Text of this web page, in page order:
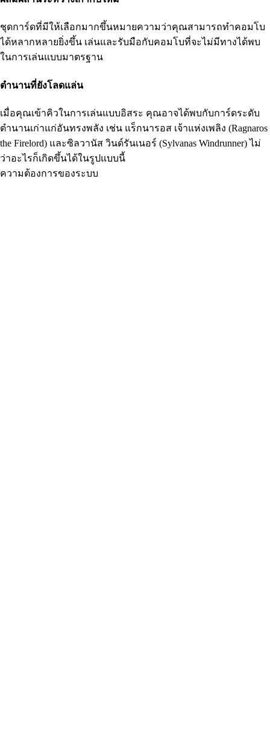
ชุดการ์ดที่มีให้เลือกมากขึ้นหมายความว่าคุณสามารถทำคอมโบ
ได้หลากหลายยิ่งขึ้น เล่นและรับมือกับคอมโบที่จะไม่มีทางได้พบ
ในการเล่นแบบมาตรฐาน
ตำนานที่ยังโลดแล่น
เมื่อคุณเข้าคิวในการเล่นแบบอิสระ คุณอาจได้พบกับการ์ดระดับ
ตำนานเก่าแก่อันทรงพลัง เช่น แร็กนารอส เจ้าแห่งเพลิง (Ragnaros
the Firelord) และซิลวานัส วินด์รันเนอร์ (Sylvanas Windrunner) ไม่
ว่าอะไรก็เกิดขึ้นได้ในรูปแบบนี้
ความต้องการของระบบ